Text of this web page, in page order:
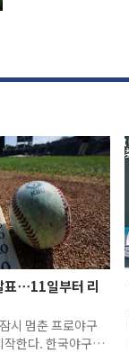
표⋯11일부터 리
시 멈춘 프로야구
한다. 한국야구위